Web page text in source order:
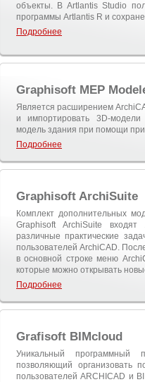
объекты. В Artlantis Studio
программы Artlantis R и
Подробнее
Graphisoft MEP
Является расширением
и импортировать 3D-
модель здания при помощи
Подробнее
Graphisoft ArchiSuite
Комплект дополнительных
Graphisoft ArchiSuite
различные практические
пользователей ArchiCAD.
в основной строке меню
которые можно открывать
Подробнее
Grafisoft BIMcloud
Уникальный программный
позволяющий организовать
пользователей ARCHICAD и